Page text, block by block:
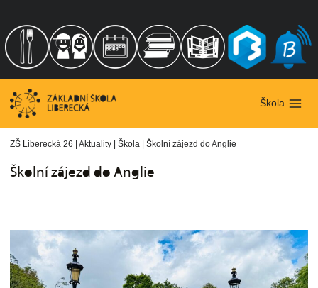
obsah
Škola
ZŠ Liberecká 26 | Aktuality | Škola | Školní zájezd do Anglie
Školní zájezd do Anglie